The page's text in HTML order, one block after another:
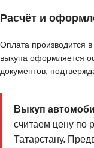
Расчёт и
Оплата производится
выкупа оформляется
документов,
Выкуп
считаем цену по
Татарстану.